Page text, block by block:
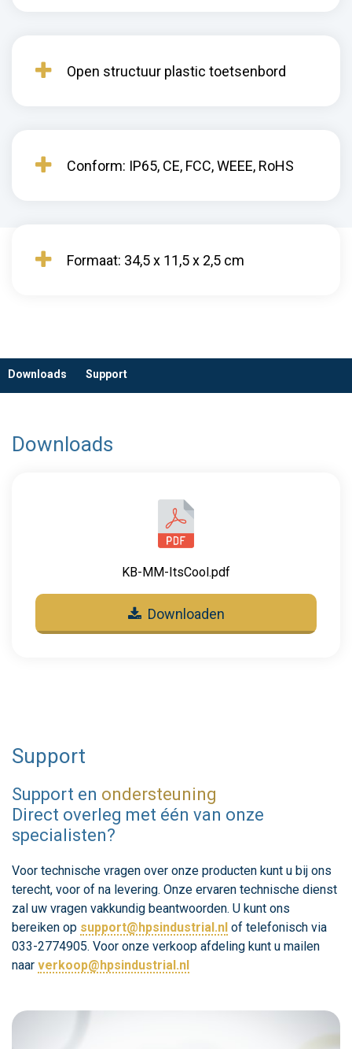
Open structuur plastic toetsenbord
Conform: IP65, CE, FCC, WEEE, RoHS
Formaat: 34,5 x 11,5 x 2,5 cm
Downloads Support
Downloads
KB-MM-ItsCool.pdf
Downloaden
Support
Support en ondersteuning
Direct overleg met één van onze
specialisten?
Voor technische vragen over onze producten kunt u bij ons
terecht, voor of na levering. Onze ervaren technische dienst
zal uw vragen vakkundig beantwoorden. U kunt ons
bereiken op support@hpsindustrial.nl of telefonisch via
033-2774905. Voor onze verkoop afdeling kunt u mailen
naar verkoop@hpsindustrial.nl